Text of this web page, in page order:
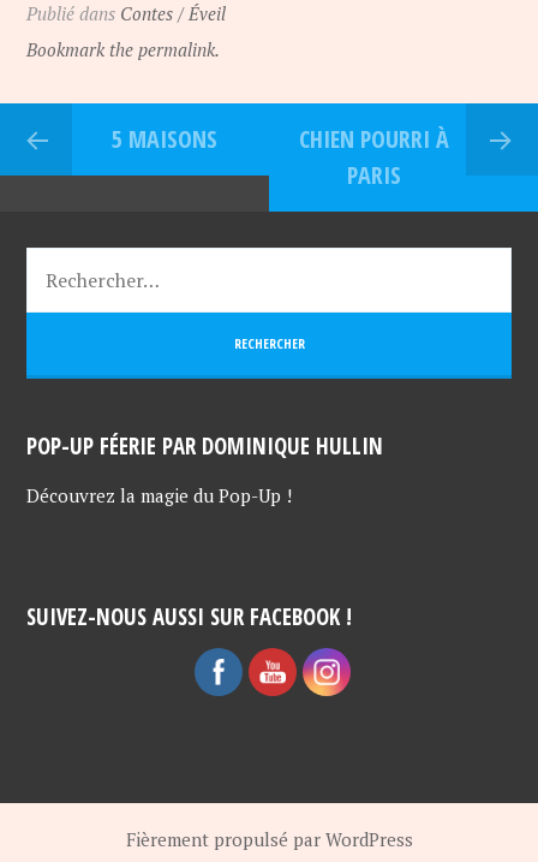
Publié dans Contes / Éveil
Bookmark the permalink.
5 MAISONS
CHIEN POURRI À
PARIS
POP-UP FÉERIE PAR DOMINIQUE HULLIN
Découvrez la magie du Pop-Up !
SUIVEZ-NOUS AUSSI SUR FACEBOOK !
Fièrement propulsé par WordPress